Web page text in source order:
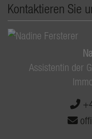
Kontaktieren Sie
Assistentin der